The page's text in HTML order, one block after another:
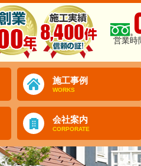
営業時
施工事例
WORKS
会社案内
CORPORATE